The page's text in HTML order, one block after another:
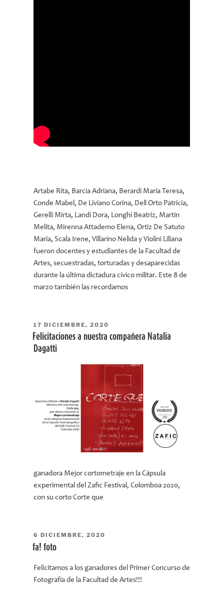
Artabe Rita, Barcia Adriana, Berardi María Teresa,
Conde Mabel, De Liviano Corina, Dell Orto Patricia,
Gerelli Mirta, Landi Dora, Longhi Beatriz, Martín
Melita, Mirenna Attademo Elena, Ortiz De Satuto
María, Scala Irene, Villarino Nelida y Violini Liliana
fueron docentes y estudiantes de la Facultad de
Artes, secuestradas, torturadas y desaparecidas
durante la última dictadura cívico militar. Este 8 de
marzo también las recordamos
PUBLICADO
EL
17 DICIEMBRE, 2020
Felicitaciones a nuestra compañera Natalia
Dagatti
ganadora Mejor cortometraje en la Cápsula
experimental del Zafic Festival, Colomboa 2020,
con su corto Corte que
PUBLICADO
EL
6 DICIEMBRE, 2020
fa! foto
Felicitamos a los ganadores del Primer Concurso de
Fotografía de la Facultad de Artes!!!